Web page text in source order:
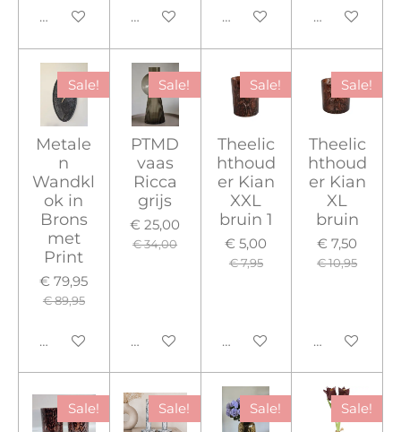
In winkelwagenIn winkelwagenHoud mij op de hoogte
In
Sale!
Metale
n
Wandkl
ok in
Brons
met
Print
€ 79,95
€ 89,95
In winkelwagen
Sale!
PTMD
vaas
Ricca
grijs
€ 25,00
€ 34,00
In winkelwagen
Sale!
Theelic
hthoud
er Kian
XXL
bruin 1
€ 5,00
€ 7,95
In winkelwagen
Sale!
Theelic
hthoud
er Kian
XL
bruin
€ 7,50
€ 10,95
In
Sale! Sale! Sale! Sale!